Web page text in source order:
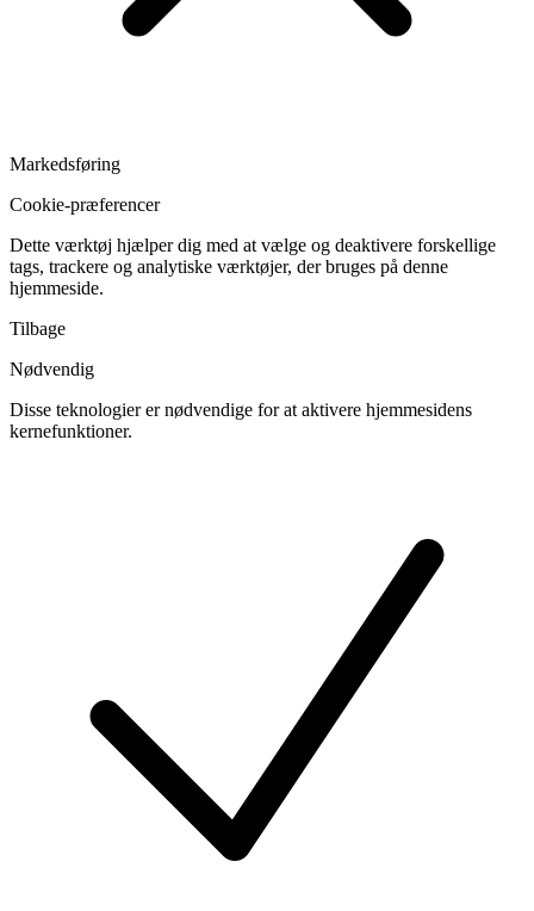
Markedsføring
Cookie-præferencer
Dette værktøj hjælper dig med at vælge og deaktivere forskellige
tags, trackere og analytiske værktøjer, der bruges på denne
hjemmeside.
Tilbage
Nødvendig
Disse teknologier er nødvendige for at aktivere hjemmesidens
kernefunktioner.